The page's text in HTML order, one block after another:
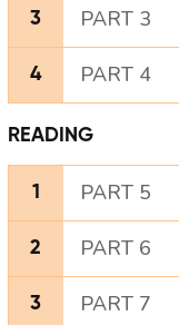
3 PART 3
4 PART 4
READING
1 PART 5
2 PART 6
3 PART 7